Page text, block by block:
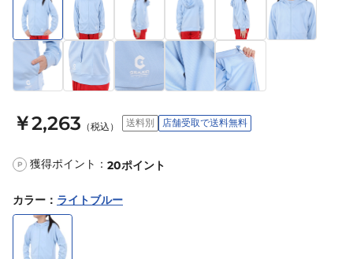
￥2,263 （税込） 送料別 店舗受取で送料無料
P 獲得ポイント： 20ポイント
カラー ： ライトブルー